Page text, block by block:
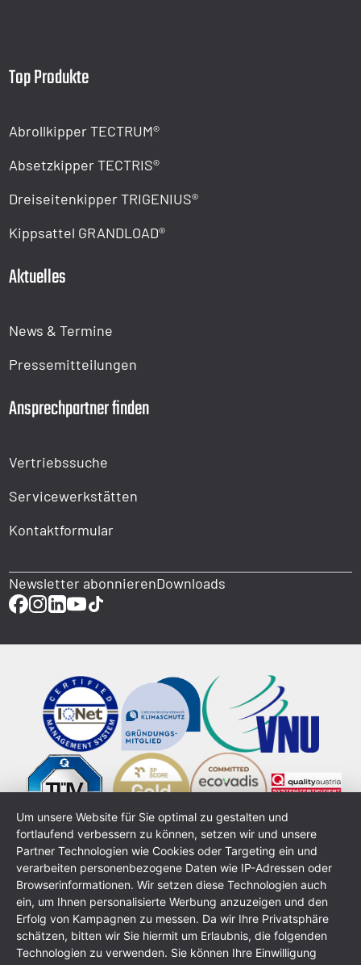
Top Produkte
Abrollkipper TECTRUM®
Absetzkipper TECTRIS®
Dreiseitenkipper TRIGENIUS®
Kippsattel GRANDLOAD®
Aktuelles
News & Termine
Pressemitteilungen
Ansprechpartner finden
Vertriebssuche
Servicewerkstätten
Kontaktformular
Newsletter abonnierenDownloads
Um unsere Website für Sie optimal zu gestalten und
fortlaufend verbessern zu können, setzen wir und unsere
Partner Technologien wie Cookies oder Targeting ein und
verarbeiten personenbezogene Daten wie IP-Adressen oder
Browserinformationen. Wir setzen diese Technologien auch
ein, um Ihnen personalisierte Werbung anzuzeigen und den
Erfolg von Kampagnen zu messen. Da wir Ihre Privatsphäre
schätzen, bitten wir Sie hiermit um Erlaubnis, die folgenden
Technologien zu verwenden. Sie können Ihre Einwilligung